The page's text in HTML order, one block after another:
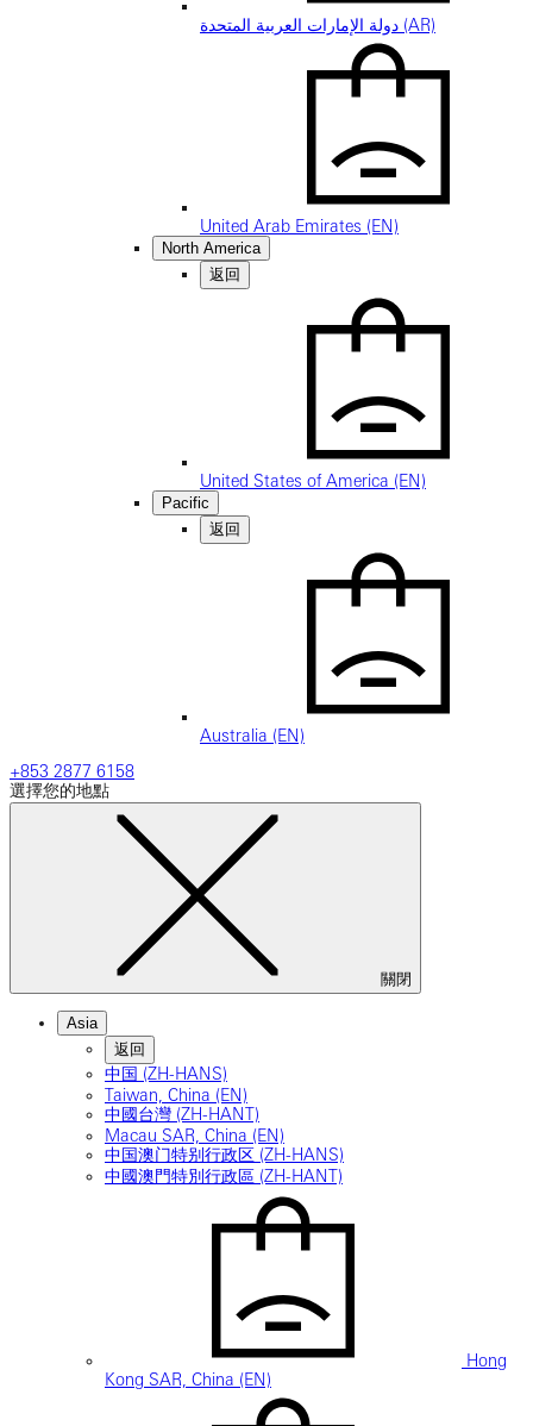
دولة الإمارات العربية المتحدة (AR)
United Arab Emirates (EN)
North America
返回
United States of America (EN)
Pacific
返回
Australia (EN)
+853 2877 6158
選擇您的地點
關閉
Asia
返回
中国 (ZH-HANS)
Taiwan, China (EN)
中國台灣 (ZH-HANT)
Macau SAR, China (EN)
中国澳门特别行政区 (ZH-HANS)
中國澳門特別行政區 (ZH-HANT)
Hong
Kong SAR, China (EN)